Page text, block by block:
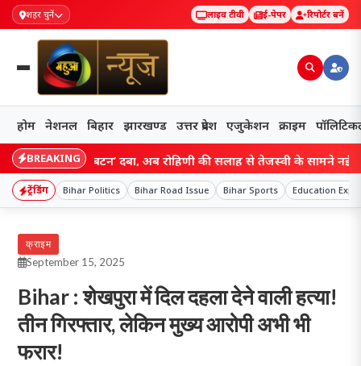
शहर चुनें लाइव टीवी ई-पेपर रिपोर्टर बनें
होम नेशनल बिहार झारखण्ड उत्तर प्रदेश एजुकेशन क्राइम
BREAKING
‘रीसेट बटन’ दबा, अब रोहिणी की सलाह से तेजस्वी के सामने नई चुनौती;
ट्रेंडिंग Bihar Politics Bihar Road Issue Bihar Sports Education
क्राइम
September 15, 2025
Bihar : शेखपुरा में दिल दहला देने वाली हत्या!
तीन गिरफ्तार, लेकिन मुख्य आरोपी अभी भी
फरार!